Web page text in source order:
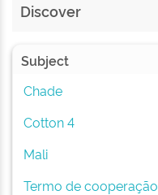
Discover
Subject
Chade
Cotton 4
Mali
Termo de cooperação